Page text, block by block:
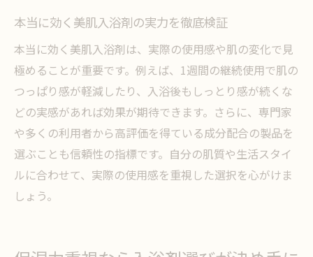
美肌入浴剤の香りと成分で心地よい休息を
市販入浴剤で実感するしっとり美肌の秘訣
市販入浴剤でしっとり美肌を叶えるポイン
ト
美的観点で選ぶ美肌入浴剤の魅力を検証
ドラッグストアで手に入る美肌入浴剤の効
果
本当に効くと評判の市販入浴剤を紹介
方
本当に効く美肌入浴剤の実力を徹底検証
本当に効く美肌入浴剤は、実際の使用感や肌の変化で見
極めることが重要です。例えば、1週間の継続使用で肌の
つっぱり感が軽減したり、入浴後もしっとり感が続くな
どの実感があれば効果が期待できます。さらに、専門家
や多くの利用者から高評価を得ている成分配合の製品を
選ぶことも信頼性の指標です。自分の肌質や生活スタイ
ルに合わせて、実際の使用感を重視した選択を心がけま
しょう。